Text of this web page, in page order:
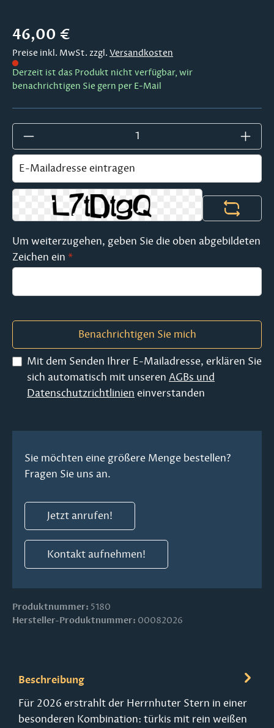
Regulärer Preis:
46,00 €
Preise inkl. MwSt. zzgl. Versandkosten
Derzeit ist das Produkt nicht verfügbar, wir
benachrichtigen Sie gern per E-Mail
Um weiterzugehen, geben Sie die oben abgebildeten
Zeichen ein *
Benachrichtigen Sie mich
Mit dem Senden Ihrer E-Mailadresse, erklären Sie
sich automatisch mit unseren AGBs und
Datenschutzrichtlinien einverstanden
Sie möchten eine größere Menge bestellen?
Fragen Sie uns an.
Jetzt anrufen!
Kontakt aufnehmen!
Produktnummer: 5180
Hersteller-Produktnummer: 00082026
Beschreibung
Für 2026 erstrahlt der Herrnhuter Stern in einer
besonderen Kombination: türkis mit rein weißen